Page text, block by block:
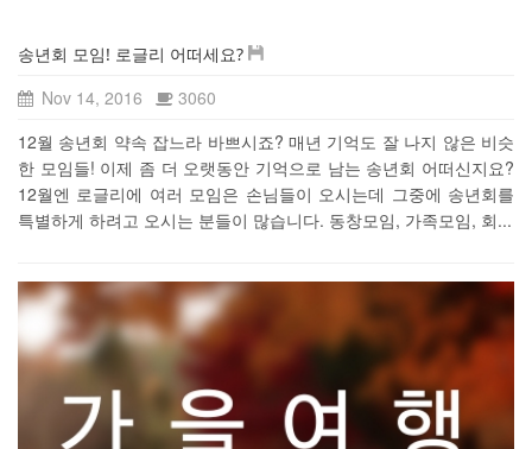
송년회 모임! 로글리 어떠세요?
Nov 14, 2016
3060
12월 송년회 약속 잡느라 바쁘시죠? 매년 기억도 잘 나지 않은 비슷
한 모임들! 이제 좀 더 오랫동안 기억으로 남는 송년회 어떠신지요?
12월엔 로글리에 여러 모임은 손님들이 오시는데 그중에 송년회를
특별하게 하려고 오시는 분들이 많습니다. 동창모임, 가족모임, 회...